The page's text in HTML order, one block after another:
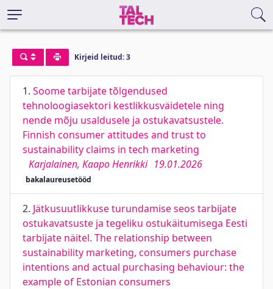
Kirjeid leitud: 3
1. Soome tarbijate tõlgendused
tehnoloogiasektori kestlikkusväidetele ning
nende mõju usaldusele ja ostukavatsustele.
Finnish consumer attitudes and trust to
sustainability claims in tech marketing
Karjalainen, Kaapo Henrikki 19.01.2026
bakalaureusetööd
2. Jätkusuutlikkuse turundamise seos tarbijate
ostukavatsuste ja tegeliku ostukäitumisega Eesti
tarbijate näitel. The relationship between
sustainability marketing, consumers purchase
intentions and actual purchasing behaviour: the
example of Estonian consumers